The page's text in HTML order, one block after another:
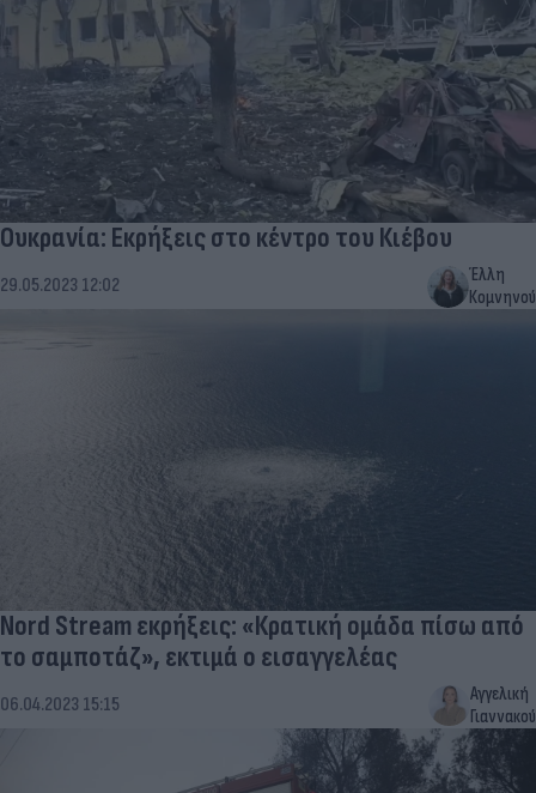
Ουκρανία: Εκρήξεις στο κέντρο του Κιέβου
29.05.2023 12:02
Έλλη
Κομνηνού
Nord Stream εκρήξεις: «Κρατική ομάδα πίσω από
το σαμποτάζ», εκτιμά ο εισαγγελέας
06.04.2023 15:15
Αγγελική
Γιαννακού